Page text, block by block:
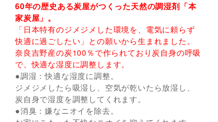
60年の歴史ある炭屋がつくった天然の調湿剤「本
家炭屋」。
「日本特有のジメジメした環境を、電気に頼らず
快適に過ごしたい」との願いから生まれました。
奈良吉野産の炭100％で作られており炭自身の呼吸
で、快適な湿度に調整します。
●調湿：快適な湿度に調整。
ジメジメしたら吸湿し、空気が乾いたら放湿し、
炭自身で湿度を調整してくれます。
●消臭：嫌なニオイを除去。